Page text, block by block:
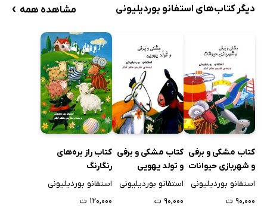
دیگر کتاب‌های استفانو بوردیلیونی مشاهده همه ›
کتاب مشکی و برفی
و شهربازی حیوانات
استفانو بوردیلیونی
۹۰,۰۰۰ ت
کتاب مشکی و برفی
و تولد یهویی
استفانو بوردیلیونی
۹۰,۰۰۰ ت
کتاب راز بره‌های
رنگارنگ
استفانو بوردیلیونی
۱۲۰,۰۰۰ ت